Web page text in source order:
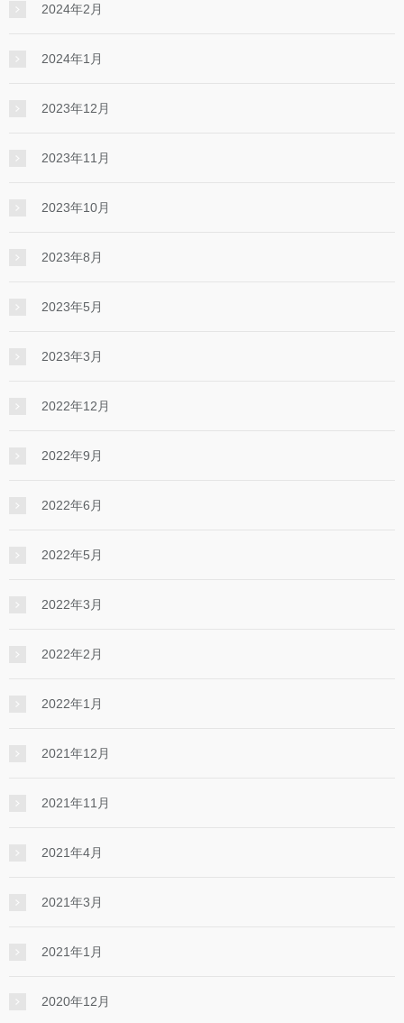
2024年2月
2024年1月
2023年12月
2023年11月
2023年10月
2023年8月
2023年5月
2023年3月
2022年12月
2022年9月
2022年6月
2022年5月
2022年3月
2022年2月
2022年1月
2021年12月
2021年11月
2021年4月
2021年3月
2021年1月
2020年12月